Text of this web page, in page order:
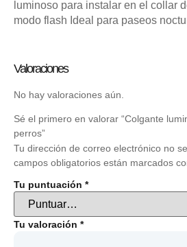
luminoso para instalar en el collar
modo flash Ideal para paseos
Valoraciones
No hay valoraciones aún.
Sé el primero en valorar “Colgante
perros”
Tu dirección de correo electrónico no
campos obligatorios están marcados
Tu puntuación *
Tu valoración *